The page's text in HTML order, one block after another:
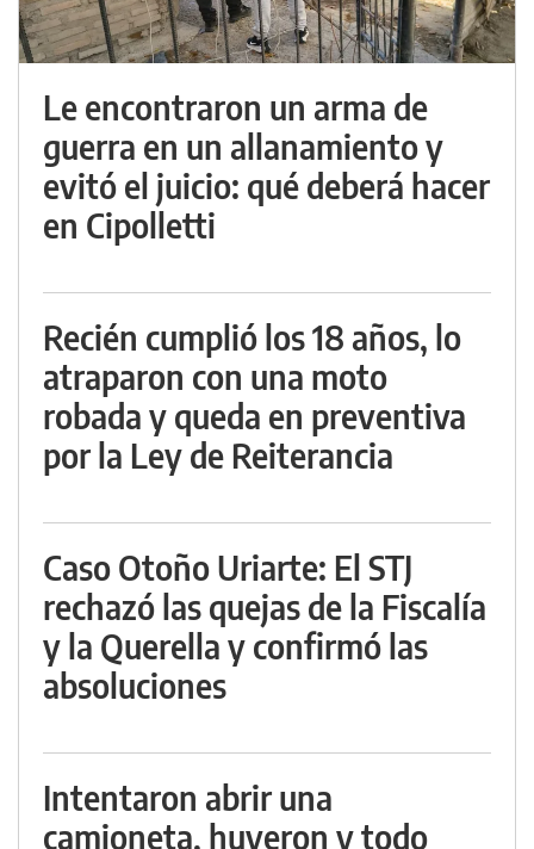
Le encontraron un arma de
guerra en un allanamiento y
evitó el juicio: qué deberá hacer
en Cipolletti
Recién cumplió los 18 años, lo
atraparon con una moto
robada y queda en preventiva
por la Ley de Reiterancia
Caso Otoño Uriarte: El STJ
rechazó las quejas de la Fiscalía
y la Querella y confirmó las
absoluciones
Intentaron abrir una
camioneta, huyeron y todo